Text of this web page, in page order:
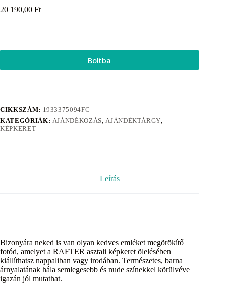
20 190,00 Ft
Boltba
CIKKSZÁM: 1933375094FC
KATEGÓRIÁK: AJÁNDÉKOZÁS, AJÁNDÉKTÁRGY,
KÉPKERET
Leírás
Bizonyára neked is van olyan kedves emléket megörökítő
fotód, amelyet a RAFTER asztali képkeret ölelésében
kiállíthatsz nappaliban vagy irodában. Természetes, barna
árnyalatának hála semlegesebb és nude színekkel körülvéve
igazán jól mutathat.